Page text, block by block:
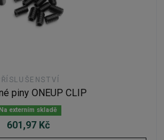
piny ONEUP CLIP
Na externím skladě
601,97 Kč